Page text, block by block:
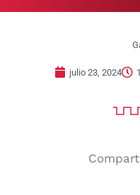
julio 23, 2024